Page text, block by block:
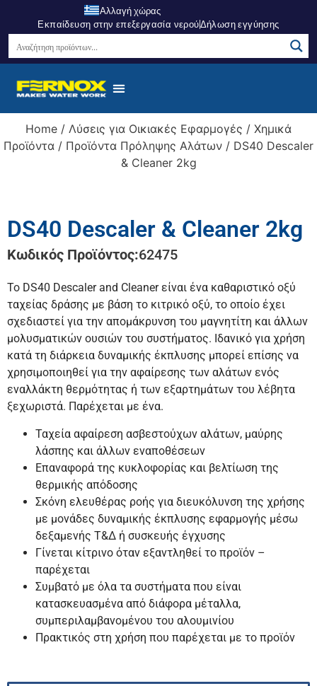
Αλλαγή χώρας
Εκπαίδευση στην επεξεργασία νερούΔήλωση εγγύησης
Home / Λύσεις για Οικιακές Εφαρμογές / Χημικά
Προϊόντα / Προϊόντα Πρόληψης Αλάτων / DS40 Descaler
& Cleaner 2kg
DS40 Descaler & Cleaner 2kg
Κωδικός Προϊόντος:62475
Το DS40 Descaler and Cleaner είναι ένα καθαριστικό οξύ
ταχείας δράσης με βάση το κιτρικό οξύ, το οποίο έχει
σχεδιαστεί για την απομάκρυνση του μαγνητίτη και άλλων
μολυσματικών ουσιών του συστήματος. Ιδανικό για χρήση
κατά τη διάρκεια δυναμικής έκπλυσης μπορεί επίσης να
χρησιμοποιηθεί για την αφαίρεσης των αλάτων ενός
εναλλάκτη θερμότητας ή των εξαρτημάτων του λέβητα
ξεχωριστά. Παρέχεται με ένα.
Ταχεία αφαίρεση ασβεστούχων αλάτων, μαύρης
λάσπης και άλλων εναποθέσεων
Επαναφορά της κυκλοφορίας και βελτίωση της
θερμικής απόδοσης
Σκόνη ελευθέρας ροής για διευκόλυνση της χρήσης
με μονάδες δυναμικής έκπλυσης εφαρμογής μέσω
δεξαμενής Τ&Δ ή συσκευής έγχυσης
Γίνεται κίτρινο όταν εξαντληθεί το προϊόν –
παρέχεται
Συμβατό με όλα τα συστήματα που είναι
κατασκευασμένα από διάφορα μέταλλα,
συμπεριλαμβανομένου του αλουμινίου
Πρακτικός στη χρήση που παρέχεται με το προϊόν